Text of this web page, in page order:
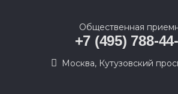
Общественная
+7 (495) 788-
Москва, Кутузовский